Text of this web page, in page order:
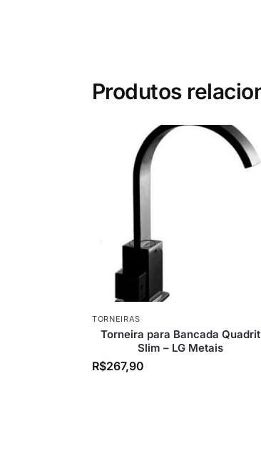
Produtos
TORNEIRAS
Torneira para Bancada Quadrit
Slim – LG Metais
R$267,90